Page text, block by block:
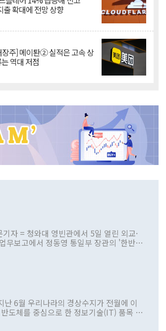
출 확대에 전망 상향
장주] 메이퇀② 실적은 고속 상
역대 저점
자 = 청와대 영빈관에서 5일 열린 외교·
무보고에서 정동영 통일부 장관의 '한반도
않은 사안을 정책으로 추진하겠다고 공
상'이라는 비판을 내놨다. 그동안 정 장
를 빚은 적은 여러 번 있지만 대통령과 유
입장을 표명한 것은 이례적이다. 정 장
제어해야 한다는 목소리도 높아지고 있
6월 우리나라의 경상수지가 전월에 이
도체를 중심으로 한 정보기술(IT) 품목 수